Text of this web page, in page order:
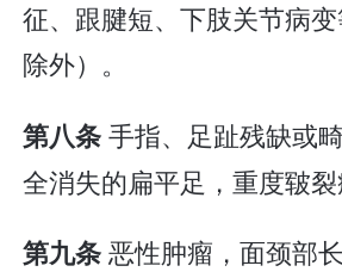
征、跟腱短、下肢关节病
除外）。
第八条手指、足趾残缺或
全消失的扁平足，重度皲裂
第九条恶性肿瘤，面颈部